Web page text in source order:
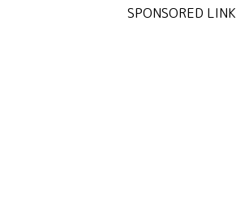
SPONSORED LINK